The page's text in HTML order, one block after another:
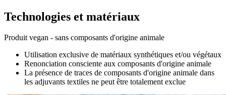
Technologies et matériaux
Produit vegan - sans composants d'origine animale
Utilisation exclusive de matériaux synthétiques et/ou végétaux
Renonciation consciente aux composants d'origine animale
La présence de traces de composants d'origine animale dans
les adjuvants textiles ne peut être totalement exclue